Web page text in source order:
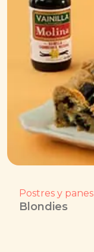
Postres y panes
Blondies